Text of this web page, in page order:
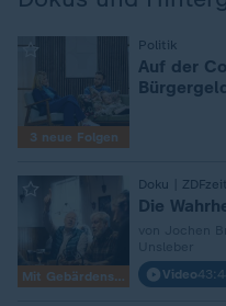
3 neue Folgen
Politik
:
Auf der
Mit Gebärdensprache
Doku | ZDFzeit
Die
Video